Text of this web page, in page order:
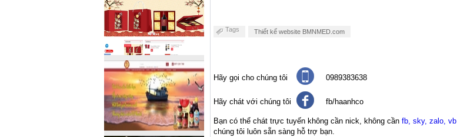
Tags Thiết kế website BMNMED.com
Hãy gọi cho chúng tôi 0989383638
Hãy chát với chúng tôi fb/haanhco
Bạn có thể chát trực tuyến không cần nick, không cần fb, sky, zalo, vb
chúng tôi luôn sẵn sàng hỗ trợ bạn.